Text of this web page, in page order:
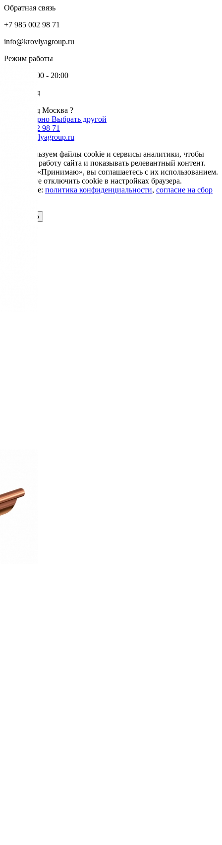
Обратная связь
+7 985 002 98 71
info@krovlyagroup.ru
Режим работы
Пн-Пт: 9:00 - 20:00
Ваш город
Ваш город Москва ?
Да, все верно Выбрать другой
+7 985 002 98 71
info@krovlyagroup.ru
Мы используем файлы cookie и сервисы аналитики, чтобы
улучшить работу сайта и показывать релевантный контент.
Нажимая «Принимаю», вы соглашаетесь с их использованием.
Вы можете отключить cookie в настройках браузера.
Подробнее: политика конфиденциальности, согласие на сбор
Принимаю